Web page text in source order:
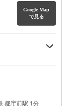
Google Map
で見る
都庁前駅 1分